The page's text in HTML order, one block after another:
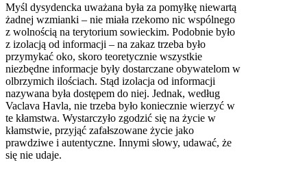
Myśl dysydencka uważana była za pomyłkę niewartą
żadnej wzmianki – nie miała rzekomo nic wspólnego
z wolnością na terytorium sowieckim. Podobnie było
z izolacją od informacji – na zakaz trzeba było
przymykać oko, skoro teoretycznie wszystkie
niezbędne informacje były dostarczane obywatelom w
olbrzymich ilościach. Stąd izolacja od informacji
nazywana była dostępem do niej. Jednak, według
Vaclava Havla, nie trzeba było koniecznie wierzyć w
te kłamstwa. Wystarczyło zgodzić się na życie w
kłamstwie, przyjąć zafałszowane życie jako
prawdziwe i autentyczne. Innymi słowy, udawać, że
się nie udaje.